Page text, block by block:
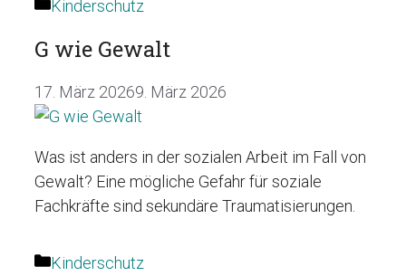
Kategorien
Kinderschutz
G wie Gewalt
17. März 20269. März 2026
Was ist anders in der sozialen Arbeit im Fall von
Gewalt? Eine mögliche Gefahr für soziale
Fachkräfte sind sekundäre Traumatisierungen.
Kategorien
Kinderschutz